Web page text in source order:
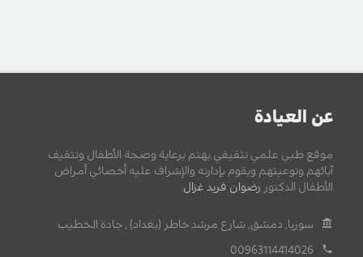
عن العيادة
موقع طبي علمي تثقيفي يهتم برعاية وصحة الأطفال وتثقيف
آبائهم وتوعيتهم ويقوم بإدارته والإشراف عليه أخصائي أمراض
الأطفال الدكتور رضوان فريد غزال.
سوريا, دمشق, شارع مرشد خاطر (بغداد) , جادة الخطيب.
00963114414026